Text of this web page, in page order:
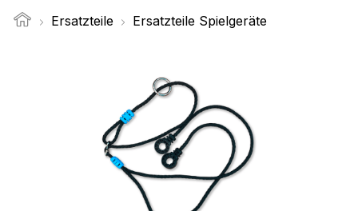
Ersatzteile Ersatzteile Spielgeräte